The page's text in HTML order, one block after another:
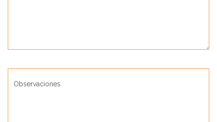
Observaciones